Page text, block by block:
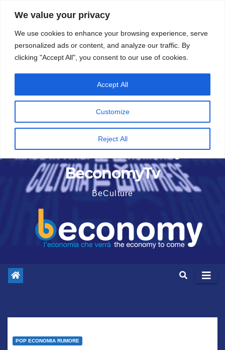
We value your privacy
We use cookies to enhance your browsing experience, serve
personalized ads or content, and analyze our traffic. By
clicking "Accept All", you consent to our use of cookies.
Customize
Reject All
Accept All
contenuto
5 Agosto 2026
BeconomyTv
BeCulture
POP ECONOMIA RUMORE